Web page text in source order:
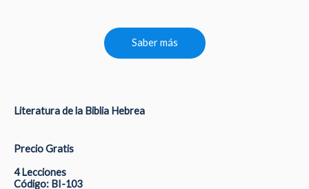
Saber más
Literatura de la Biblia Hebrea
Precio Gratis
4 Lecciones
Código: BI-103